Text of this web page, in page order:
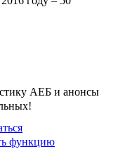
АЕБ и анонсы